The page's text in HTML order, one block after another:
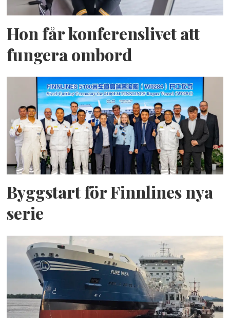
Hon får konferenslivet att
fungera ombord
Byggstart för Finnlines nya
serie